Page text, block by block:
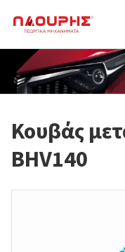
Κουβάς
BHV140